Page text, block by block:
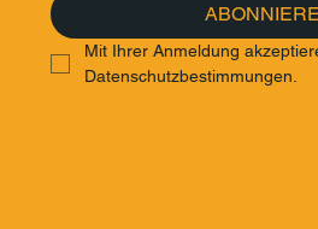
Mit Ihrer Anmeldung
Datenschutzbestimmungen.